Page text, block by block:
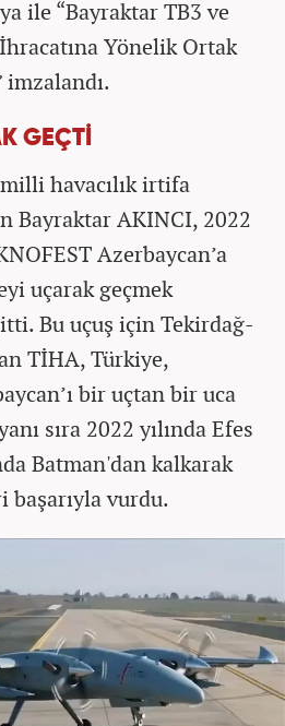
ile “Bayraktar TB3 ve
Yönelik Ortak
imzalandı.
GEÇTİ
havacılık irtifa
Bayraktar AKINCI, 2022
Azerbaycan’a
uçarak geçmek
Bu uçuş için Tekirdağ-
TİHA, Türkiye,
bir uçtan bir uca
sıra 2022 yılında Efes
Batman'dan kalkarak
vurdu.